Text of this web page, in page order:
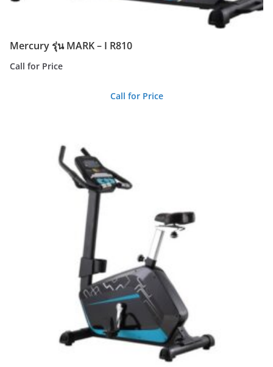
Mercury รุ่น MARK – I R810
Call for Price
Call for Price